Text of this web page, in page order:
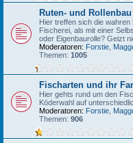
Ruten- und
Hier treffen sich die
Fischerei, als mit einer
oder Eigenbaurolle? Geizt
Moderatoren: Forstie
Themen: 1005
Fischarten und ihr
Hier gehts rund um den
Köderwahl auf
Moderatoren: Forstie
Themen: 906